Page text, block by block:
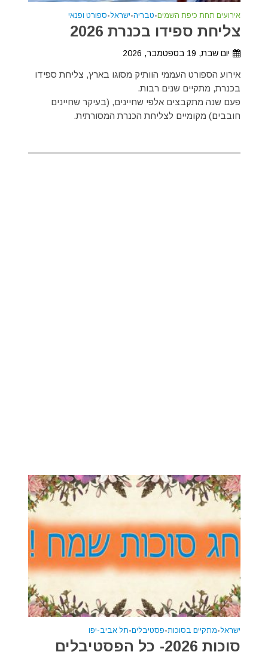
אירועים תחת כיפת השמים•טבריה•ישראל•ספורט ופנאי
צליחת ספידו בכנרת 2026
יום שבת, 19 בספטמבר, 2026
אירוע הספורט העממי הוותיק מסוגו בארץ, צליחת ספידו
בכנרת, מתקיים שנים רבות.
פעם שנה מתקבצים אלפי שחיינים, (בעיקר שחיינים
חובבים) מקומיים לצליחת הכנרת המסורתית.
ישראל•מתקיים בסוכות•פסטיבלים•תל אביב-יפו
סוכות 2026- כל הפסטיבלים